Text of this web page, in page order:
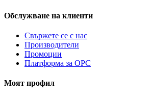
Обслужване на клиенти
Свържете се с нас
Производители
Промоции
Платформа за ОРС
Моят профил